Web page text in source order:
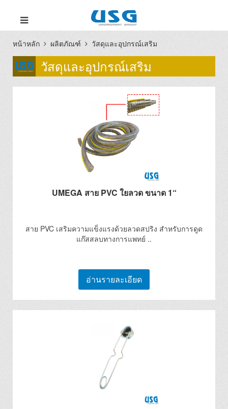
หน้าหลัก ผลิตภัณฑ์ วัสดุและอุปกรณ์เสริม
วัสดุและอุปกรณ์เสริม
UMEGA สาย PVC ใยลวด ขนาด 1“
สาย PVC เสริมความแข็งแรงด้วยลวดสปริง สำหรับการดูด
แก๊สสลบทางการแพทย์ ..
อ่านรายละเอียด